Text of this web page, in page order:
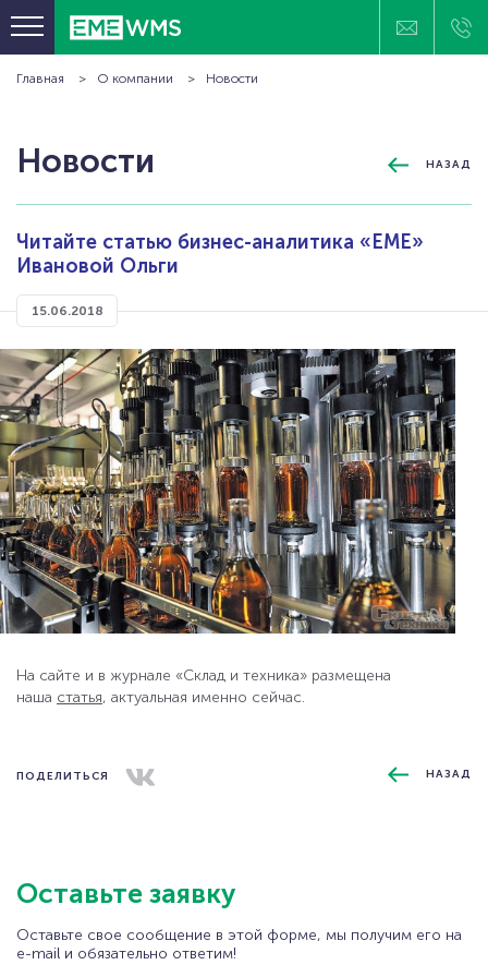
Главная О компании Новости
Новости
Читайте статью бизнес-аналитика «ЕМЕ»
Ивановой Ольги
НАЗАД
15.06.2018
На сайте и в журнале «Склад и техника» размещена
наша статья, актуальная именно сейчас.
ПОДЕЛИТЬСЯ НАЗАД
Оставьте заявку
Оставьте свое сообщение в этой форме, мы получим его на
e-mail и обязательно ответим!
КЛИЕНТЫ
ПРОЕКТЫ
ТЕХНОЛОГИИ И ОБОРУДОВАНИЕ
БАЗА ЗНАНИЙ
О КОМПАНИИ
КОНТАКТЫ